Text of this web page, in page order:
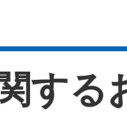
する